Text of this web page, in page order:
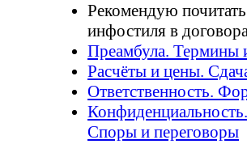
Рекомендую
инфостиля в
Преамбула. Термины
Расчёты и цены.
Ответственность.
Споры и переговоры